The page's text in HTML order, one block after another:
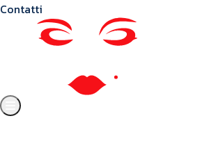
Contatti